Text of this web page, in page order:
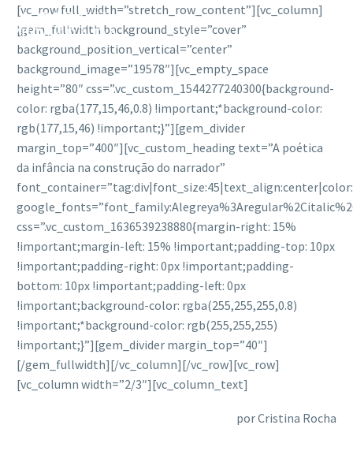
[vc_row full_width=”stretch_row_content”][vc_column]
[gem_fullwidth background_style=”cover”
background_position_vertical=”center”
background_image=”19578″][vc_empty_space
height=”80″ css=”.vc_custom_1544277240300{background-
color: rgba(177,15,46,0.8) !important;*background-color:
rgb(177,15,46) !important;}”][gem_divider
margin_top=”400″][vc_custom_heading text=”A poética
da infância na construção do narrador”
css=”.vc_custom_1636539238880{margin-right: 15%
!important;margin-left: 15% !important;padding-top: 10px
!important;padding-right: 0px !important;padding-
bottom: 10px !important;padding-left: 0px
!important;background-color: rgba(255,255,255,0.8)
!important;*background-color: rgb(255,255,255)
!important;}”][gem_divider margin_top=”40″]
[/gem_fullwidth][/vc_column][/vc_row][vc_row]
[vc_column width=”2/3″][vc_column_text]
por Cristina Rocha